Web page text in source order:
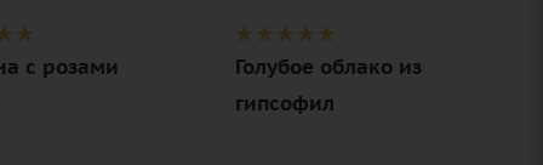
с розами
шляпная
коробка
Голубое облако из
гипсофил